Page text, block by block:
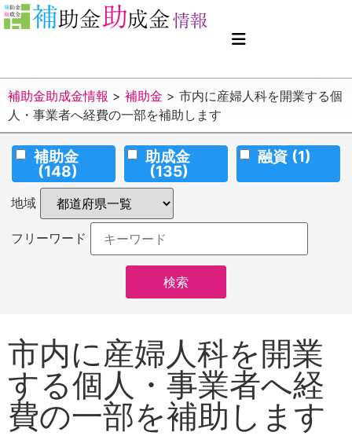
補助金助成金情報 > 補助金 > 市内に産婦人科を開業する個
人・事業者へ経費の一部を補助します
補助金
(148)
助成金
(135)
融資 (1)
地域
フリーワード
市内に産婦人科を開業
する個人・事業者へ経
費の一部を補助します